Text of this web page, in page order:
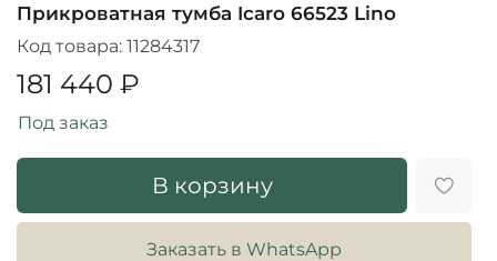
Прикроватная тумба Icaro 66523 Lino
Код товара: 11284317
181 440 ₽
В корзину
Заказать в WhatsApp
Под заказ